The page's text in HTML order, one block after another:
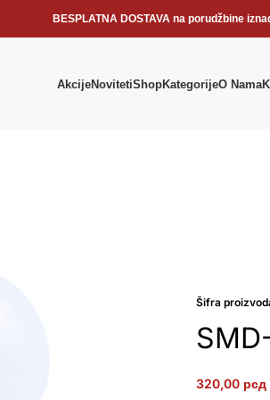
BESPLATNA DOSTAVA na porudžbine
AkcijeNovitetiShopKategorijeO Nama
Šifra
320,00 рсд